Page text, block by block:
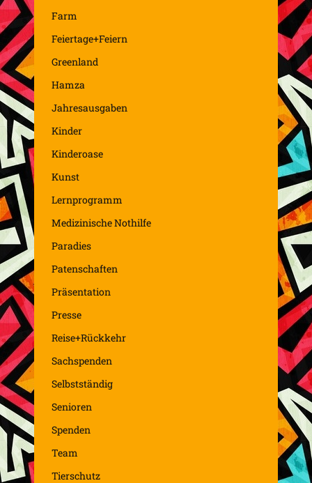
Farm
Feiertage+Feiern
Greenland
Hamza
Jahresausgaben
Kinder
Kinderoase
Kunst
Lernprogramm
Medizinische Nothilfe
Paradies
Patenschaften
Präsentation
Presse
Reise+Rückkehr
Sachspenden
Selbstständig
Senioren
Spenden
Team
Tierschutz